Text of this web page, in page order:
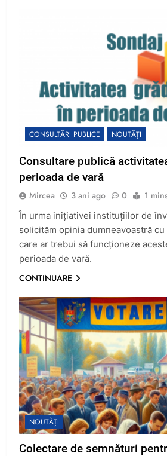
CONSULTĂRI PUBLICE NOUTĂȚI
Consultare publică
perioada de vară
Mircea 3 ani ago 0 1
În urma inițiativei instituțiilor de
solicităm opinia dumneavoastră
care ar trebui să funcționeze
perioada de vară.
CONTINUARE
NOUTĂȚI
Colectare de semnături